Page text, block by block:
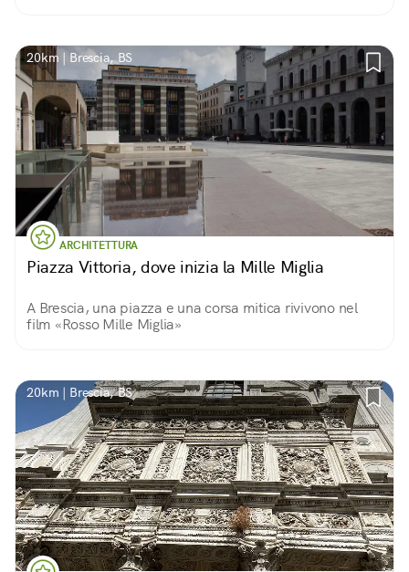
20km | Brescia, BS
ARCHITETTURA
Piazza Vittoria, dove inizia la Mille Miglia
A Brescia, una piazza e una corsa mitica rivivono nel
film «Rosso Mille Miglia»
20km | Brescia, BS